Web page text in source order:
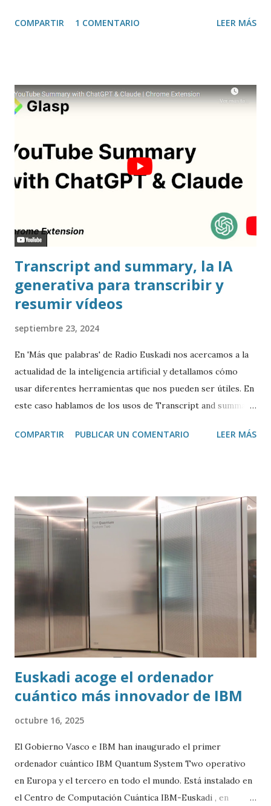
el creador de este portal. Descargar mp3
COMPARTIR 1 COMENTARIO LEER MÁS
Transcript and summary, la IA
generativa para transcribir y
resumir vídeos
septiembre 23, 2024
En 'Más que palabras' de Radio Euskadi nos acercamos a la
actualidad de la inteligencia artificial y detallamos cómo
usar diferentes herramientas que nos pueden ser útiles. En
este caso hablamos de los usos de Transcript and summary
transcribir y resumir los vídeos de Youtube, así como
COMPARTIR PUBLICAR UN COMENTARIO LEER MÁS
Euskadi acoge el ordenador
cuántico más innovador de IBM
octubre 16, 2025
El Gobierno Vasco e IBM han inaugurado el primer
ordenador cuántico IBM Quantum System Two operativo
en Europa y el tercero en todo el mundo. Está instalado en
el Centro de Computación Cuántica IBM-Euskadi , en